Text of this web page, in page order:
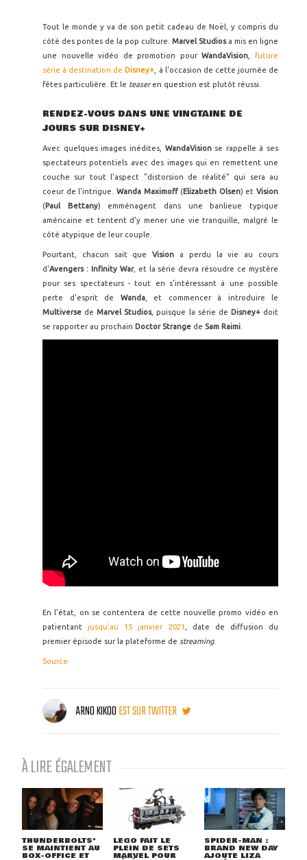
Tout le monde y va de son petit cadeau de Noël, y compris du
côté des pontes de la pop culture. Marvel Studios a mis en ligne
une nouvelle vidéo de promotion pourWandaVision ,future
série à destination deDisney+ , à l'occasion de cette journée de
fêtes particulière. Et le teaseren question est plutôt réussi.
RENDEZ-VOUS DANS UNE VINGTAINE DE
JOURS SUR DISNEY+
Avec quelques images inédites, WandaVision se rappelle à ses
spectateurs potentiels avec des images qui en remettent une
couche sur tout l'aspect "distorsion de réalité" qui sera au
coeur de l'intrigue. Wanda Maximoff (Elizabeth Olsen) et Vision
(Paul Bettany) emménagent dans une banlieue typique
américaine et tentent d'y mener une vie tranquille, malgré le
côté atypique de leur couple.
Pourtant, chacun sait queVision a perdu la vie au cours
d'Avengers : Infinity War, et la série devra résoudre ce mystère
pour ses spectateurs - tout en s'intéressant à une possible
perte d'esprit de Wanda, et commencer à introduire le
Multiverse deMarvel Studios, puisque la série de Disney+ doit
se rapporter au prochain Doctor Strange de Sam Raimi
En l'état, on se contentera de cette nouvelle promo vidéo en
patientantjusqu'au 15 janvier 2021
, date de diffusion du
premier épisode sur la plateforme de streaming.
Source
ARNO KIKOOEST SUR TWITTER
À LIRE ÉGALEMENT
THUNDERBOLTS*
SE MAINTIENT AU
BOX-OFFICE ET
LEGO FAIT LE
PLEIN DE SETS
MARVEL POUR
SPIDER-MAN :
BRAND NEW DAY
AJOUTE LIZA